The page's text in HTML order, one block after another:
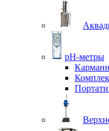
pH-метры